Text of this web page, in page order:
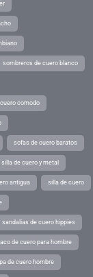
sombreros de cuero blanco
comodo
sofas de cuero baratos
silla de cuero y metal
antigua silla de cuero
sandalias de cuero hippies
de cuero para hombre
de cuero hombre